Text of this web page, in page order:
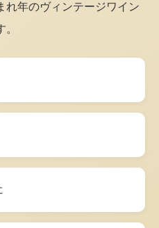
れ年のヴィンテージワイン